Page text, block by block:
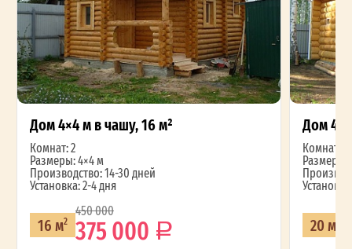
Дом 4×4 м в чашу, 16 м²
Комнат: 2
Размеры: 4×4 м
Производство: 14-30 дней
Установка: 2-4 дня
16 м2
450 000
375 000
Дом
Комнат: 2
Размеры:
20 м